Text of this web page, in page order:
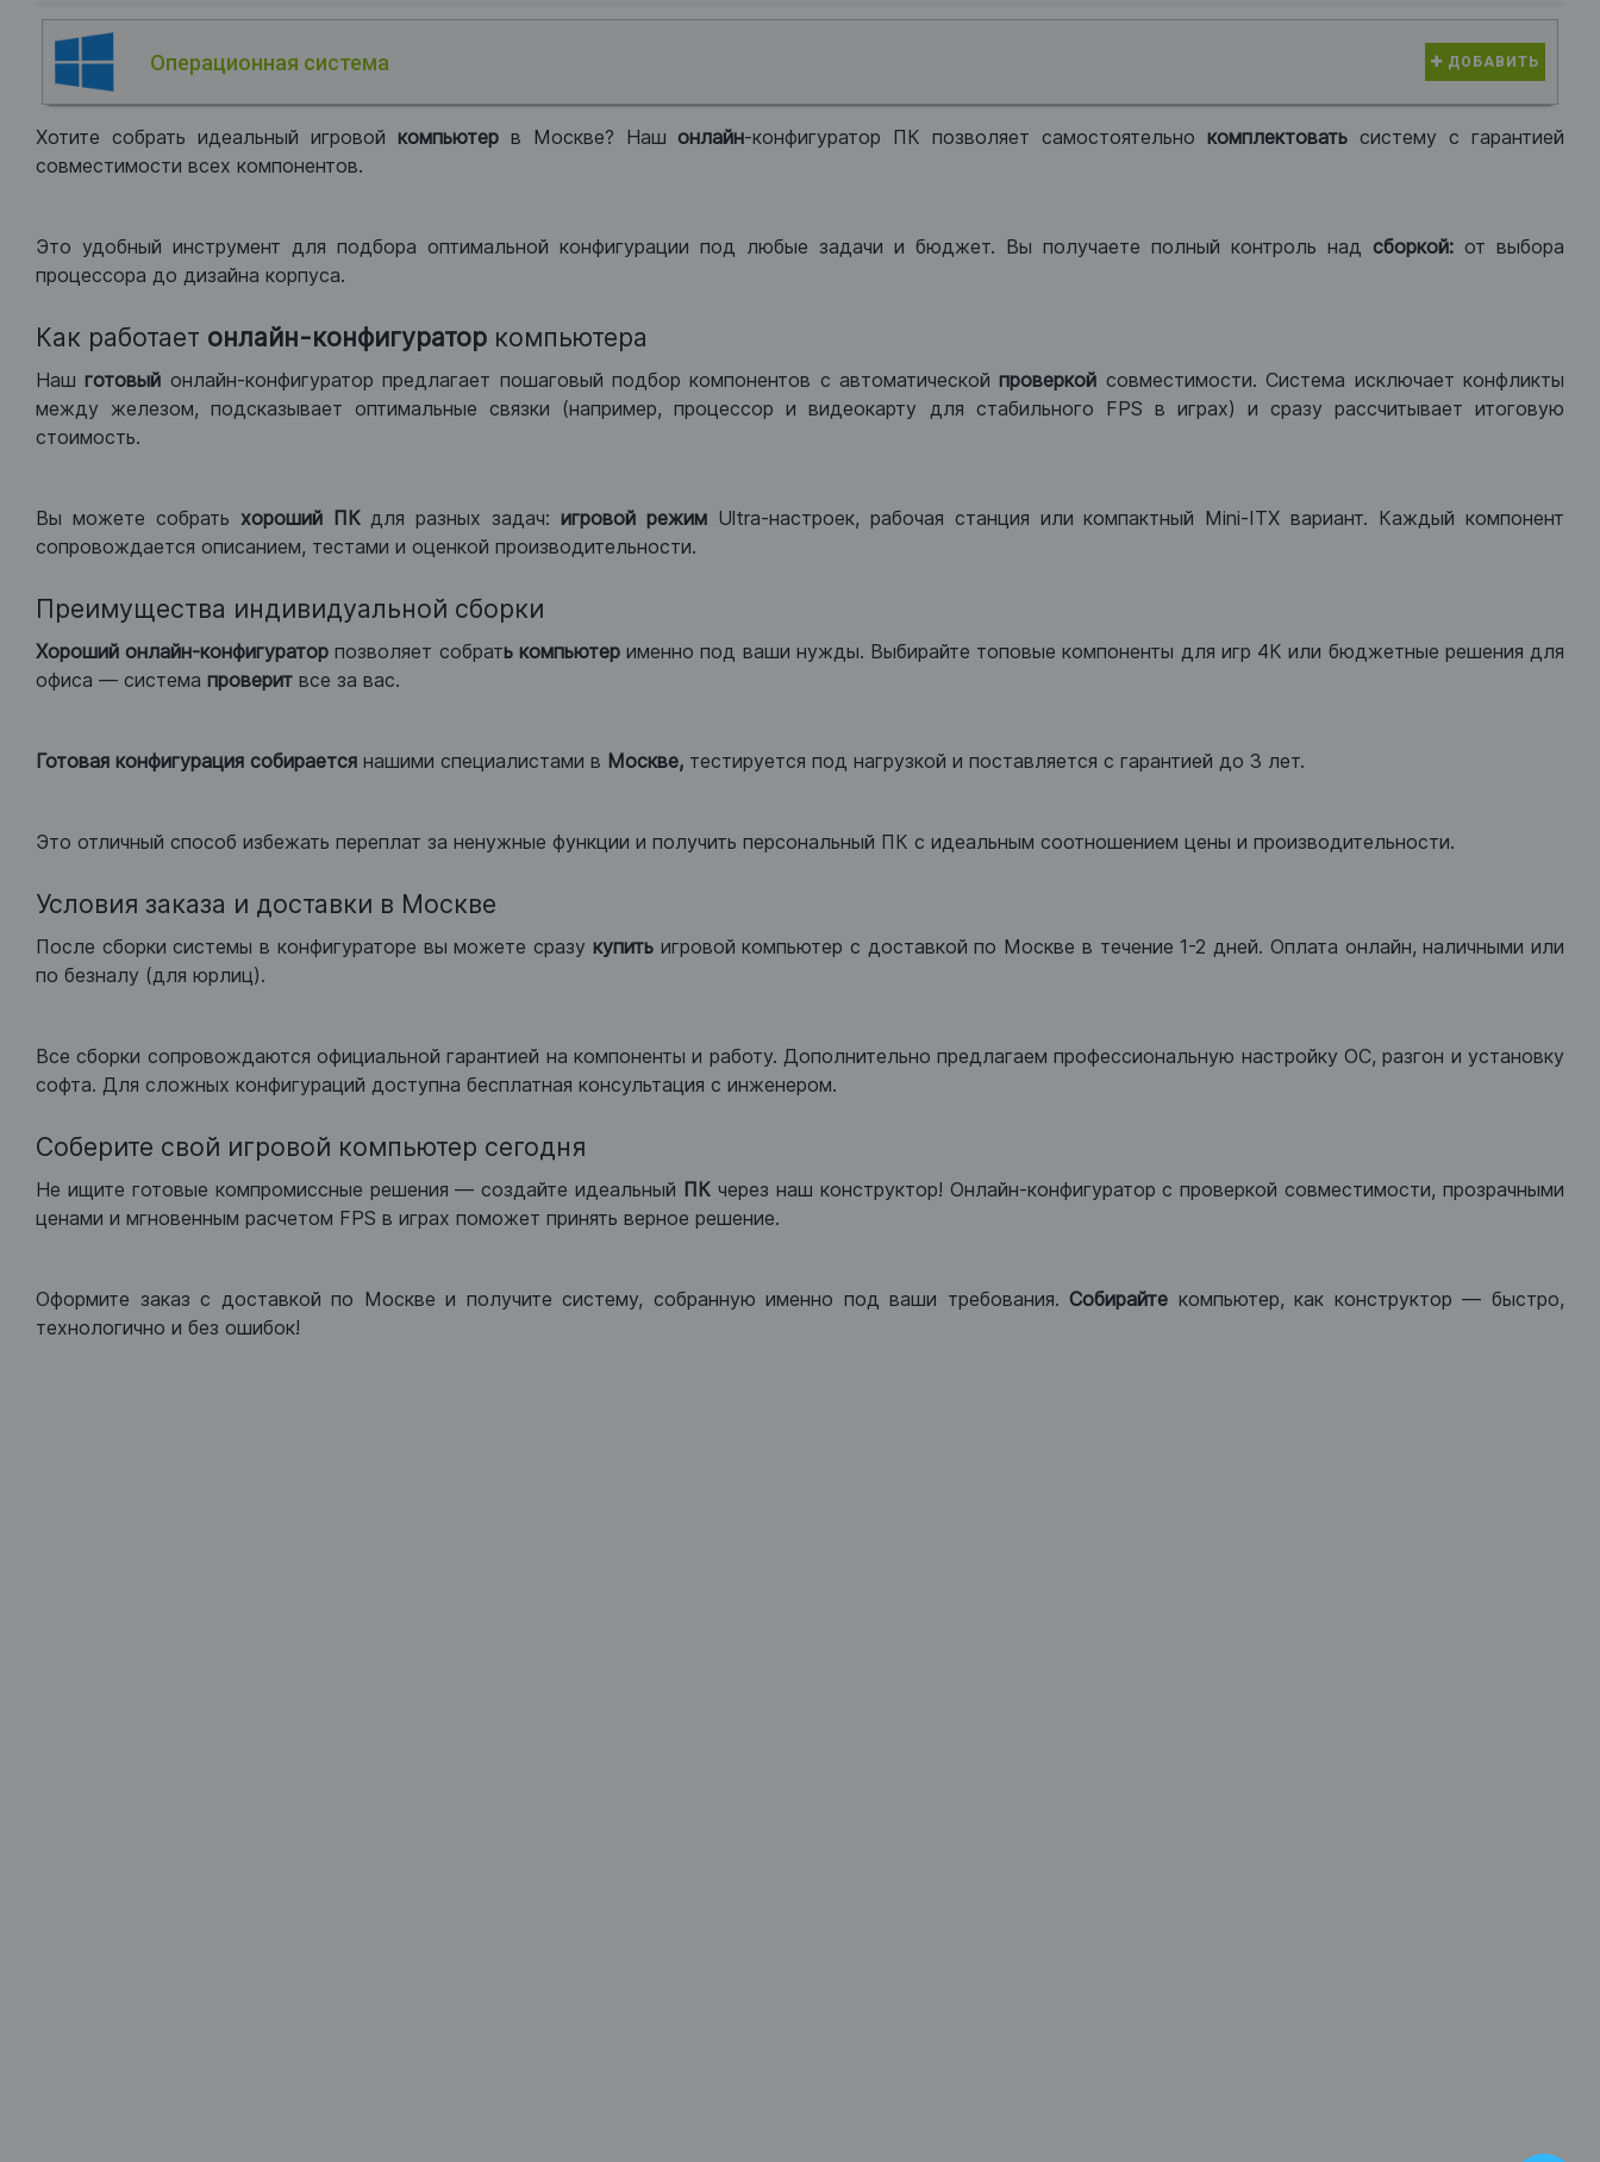
Операционная система ДОБАВИТЬ
Хотите собрать идеальный игровой компьютер в Москве? Нашонлайн-конфигуратор ПК позволяет самостоятельно комплектоватьсистему с гарантией
совместимости всех компонентов.
Это удобный инструмент для подбора оптимальной конфигурации под любые задачи и бюджет. Вы получаете полный контроль над сборкой: от выбора
процессора до дизайна корпуса.
Как работает онлайн-конфигуратор компьютера
Нашготовый онлайн-конфигуратор предлагает пошаговый подбор компонентов с автоматическойпроверкой совместимости. Система исключает конфликты
между железом, подсказывает оптимальные связки (например, процессор и видеокарту для стабильного FPS в играх) и сразу рассчитывает итоговую
стоимость.
Вы можете собрать хороший ПКдля разных задач:игровой режим Ultra-настроек, рабочая станция или компактный Mini-ITX вариант. Каждый компонент
сопровождается описанием, тестами и оценкой производительности.
Преимущества индивидуальной сборки
Хороший онлайн-конфигуратор позволяет собрать компьютерименно под ваши нужды. Выбирайте топовые компоненты для игр 4К или бюджетные решения для
офиса — система проверит все за вас.
Готовая конфигурация собирается нашими специалистами в Москве, тестируется под нагрузкой и поставляется с гарантией до 3 лет.
Это отличный способ избежать переплат за ненужные функции и получить персональный ПК с идеальным соотношением цены и производительности.
Условия заказа и доставки в Москве
После сборки системы в конфигураторе вы можете сразу купитьигровой компьютер с доставкой по Москве в течение 1-2 дней. Оплата онлайн, наличными или
по безналу (для юрлиц).
Все сборки сопровождаются официальной гарантией на компоненты и работу. Дополнительно предлагаем профессиональную настройку ОС, разгон и установку
софта. Для сложных конфигураций доступна бесплатная консультация с инженером.
Соберите свой игровой компьютер сегодня
Не ищите готовые компромиссные решения — создайте идеальный ПК через наш конструктор! Онлайн-конфигуратор с проверкой совместимости, прозрачными
ценами и мгновенным расчетом FPS в играх поможет принять верное решение.
Оформите заказ с доставкой по Москве и получите систему, собранную именно под ваши требования.Собирайте компьютер, как конструктор — быстро,
технологично и без ошибок!